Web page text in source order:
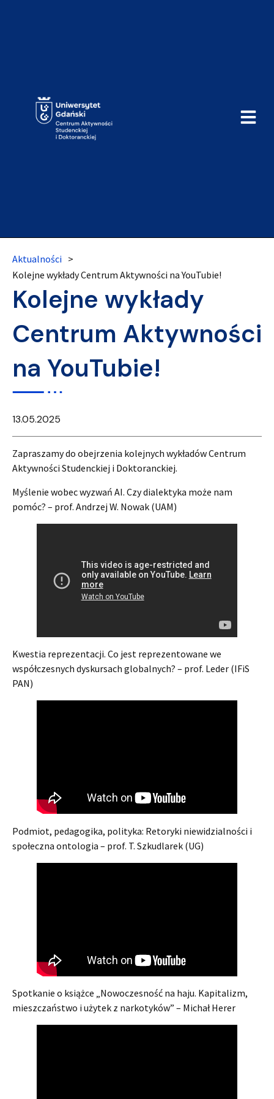
Aktualności >
Kolejne wykłady Centrum Aktywności na YouTubie!
Kolejne wykłady
Centrum Aktywności
na YouTubie!
13.05.2025
Zapraszamy do obejrzenia kolejnych wykładów Centrum
Aktywności Studenckiej i Doktoranckiej.
Myślenie wobec wyzwań AI. Czy dialektyka może nam
pomóc? – prof. Andrzej W. Nowak (UAM)
Kwestia reprezentacji. Co jest reprezentowane we
współczesnych dyskursach globalnych? – prof. Leder (IFiS
PAN)
Podmiot, pedagogika, polityka: Retoryki niewidzialności i
społeczna ontologia – prof. T. Szkudlarek (UG)
Spotkanie o książce „Nowoczesność na haju. Kapitalizm,
mieszczaństwo i użytek z narkotyków” – Michał Herer